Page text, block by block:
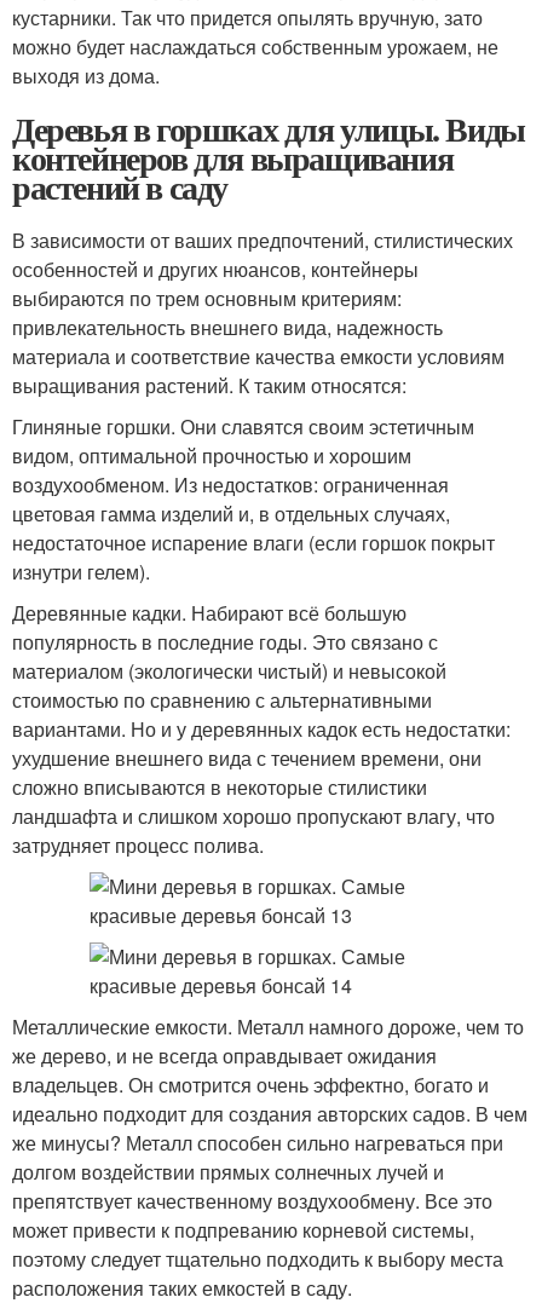
кустарники. Так что придется опылять вручную, зато
можно будет наслаждаться собственным урожаем, не
выходя из дома.
Деревья в горшках для улицы. Виды
контейнеров для выращивания
растений в саду
В зависимости от ваших предпочтений, стилистических
особенностей и других нюансов, контейнеры
выбираются по трем основным критериям:
привлекательность внешнего вида, надежность
материала и соответствие качества емкости условиям
выращивания растений. К таким относятся:
Глиняные горшки. Они славятся своим эстетичным
видом, оптимальной прочностью и хорошим
воздухообменом. Из недостатков: ограниченная
цветовая гамма изделий и, в отдельных случаях,
недостаточное испарение влаги (если горшок покрыт
изнутри гелем).
Деревянные кадки. Набирают всё большую
популярность в последние годы. Это связано с
материалом (экологически чистый) и невысокой
стоимостью по сравнению с альтернативными
вариантами. Но и у деревянных кадок есть недостатки:
ухудшение внешнего вида с течением времени, они
сложно вписываются в некоторые стилистики
ландшафта и слишком хорошо пропускают влагу, что
затрудняет процесс полива.
Металлические емкости. Металл намного дороже, чем то
же дерево, и не всегда оправдывает ожидания
владельцев. Он смотрится очень эффектно, богато и
идеально подходит для создания авторских садов. В чем
же минусы? Металл способен сильно нагреваться при
долгом воздействии прямых солнечных лучей и
препятствует качественному воздухообмену. Все это
может привести к подпреванию корневой системы,
поэтому следует тщательно подходить к выбору места
расположения таких емкостей в саду.